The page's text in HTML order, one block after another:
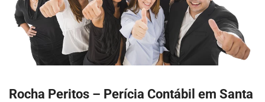
Rocha Peritos – Perícia Contábil em Santa